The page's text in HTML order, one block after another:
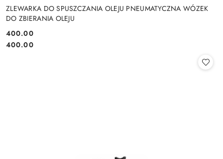
ZLEWARKA DO SPUSZCZANIA OLEJU PNEUMATYCZNA WÓZEK
DO ZBIERANIA OLEJU
Cena:
400.00
Cena:
400.00